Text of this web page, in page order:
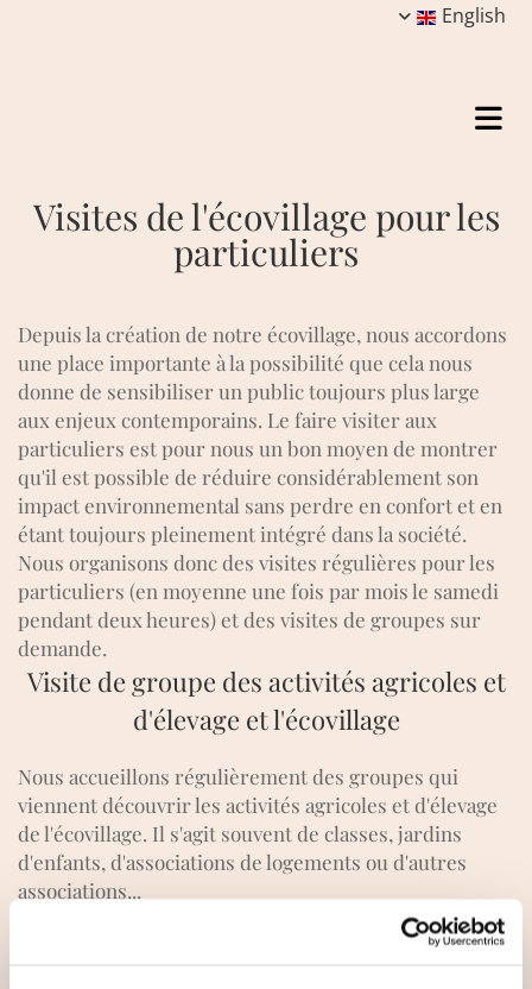
English
Visites de l'écovillage pour les
particuliers
Depuis la création de notre écovillage, nous accordons
une place importante à la possibilité que cela nous
donne de sensibiliser un public toujours plus large
aux enjeux contemporains. Le faire visiter aux
particuliers est pour nous un bon moyen de montrer
qu'il est possible de réduire considérablement son
impact environnemental sans perdre en confort et en
étant toujours pleinement intégré dans la société.
Nous organisons donc des visites régulières pour les
particuliers (en moyenne une fois par mois le samedi
pendant deux heures) et des visites de groupes sur
demande.
Visite de groupe des activités agricoles et
d'élevage et l'écovillage
Nous accueillons régulièrement des groupes qui
viennent découvrir les activités agricoles et d'élevage
de l'écovillage. Il s'agit souvent de classes, jardins
d'enfants, d'associations de logements ou d'autres
associations...
Ces visites de deux à trois heures qui ont parfois